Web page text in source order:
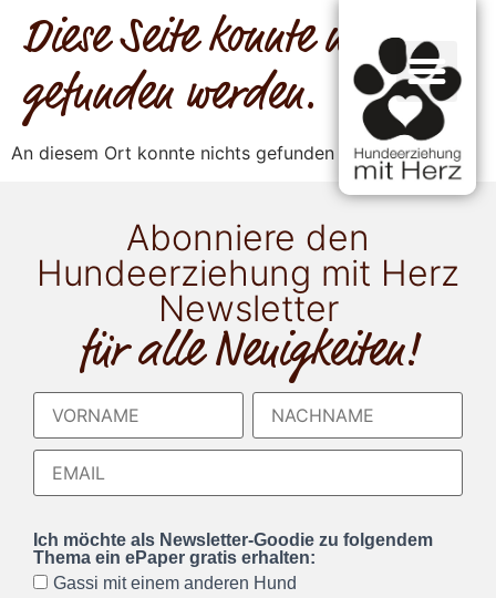
Diese Seite konnte nicht
gefunden werden.
An diesem Ort konnte nichts gefunden werden.
Abonniere den
Hundeerziehung mit Herz
Newsletter
für alle Neuigkeiten!
Ich möchte als Newsletter-Goodie zu folgendem
Thema ein ePaper gratis erhalten:
Gassi mit einem anderen Hund